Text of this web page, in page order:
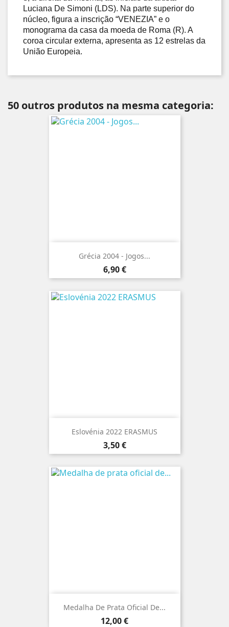
Luciana De Simoni (LDS). Na parte superior do
núcleo, figura a inscrição “VENEZIA” e o
monograma da casa da moeda de Roma (R). A
coroa circular externa, apresenta as 12 estrelas da
União Europeia.
50 outros produtos na mesma categoria:
Grécia 2004 - Jogos...
Preço
6,90 €
Eslovénia 2022 ERASMUS
Preço
3,50 €
Medalha De Prata Oficial De...
Preço
12,00 €